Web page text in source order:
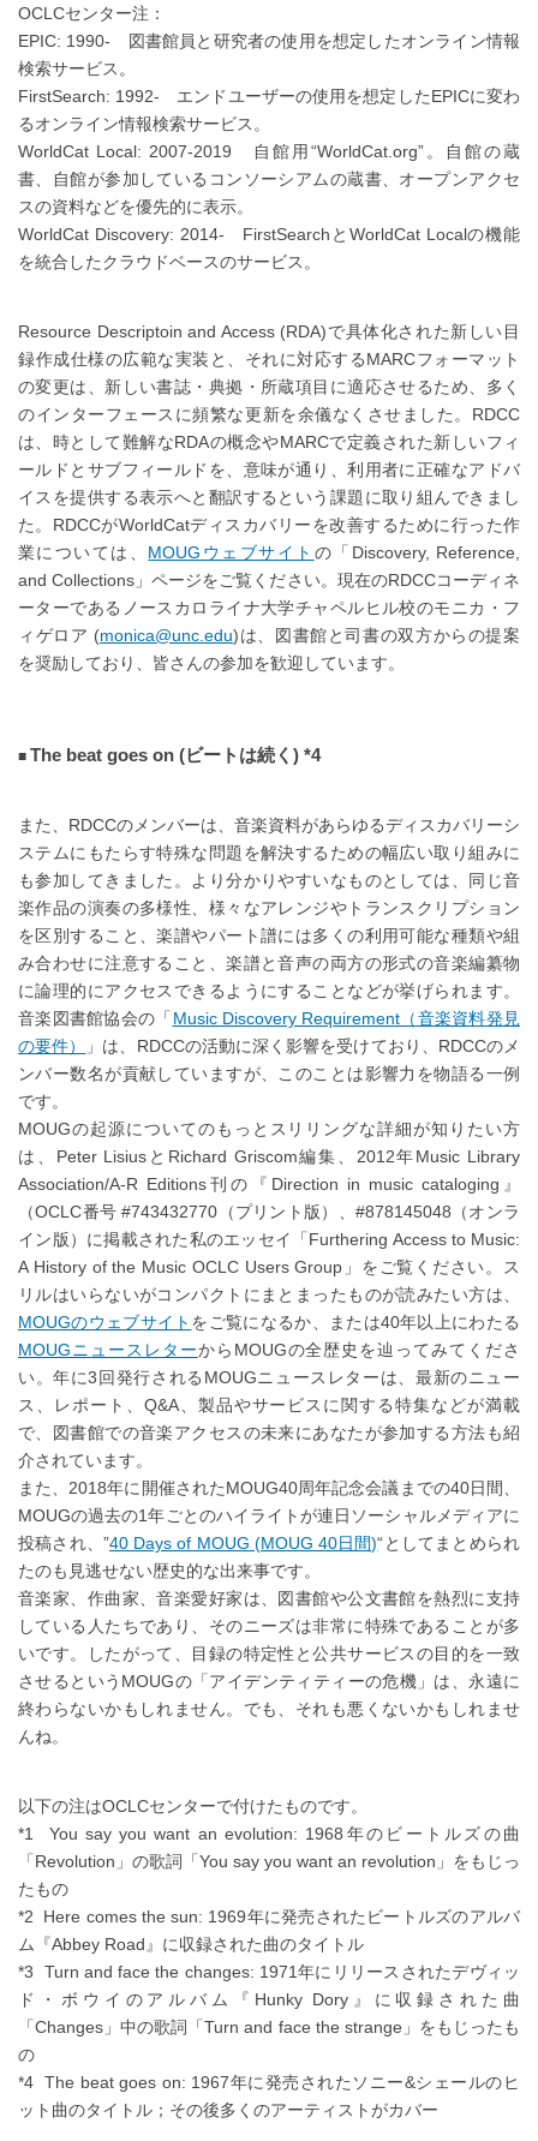
OCLCセンター注：
EPIC: 1990- 図書館員と研究者の使用を想定したオンライン情報
検索サービス。
FirstSearch: 1992- エンドユーザーの使用を想定したEPICに変わ
るオンライン情報検索サービス。
WorldCat Local: 2007-2019 自館用“WorldCat.org”。自館の蔵
書、自館が参加しているコンソーシアムの蔵書、オープンアクセ
スの資料などを優先的に表示。
WorldCat Discovery: 2014- FirstSearchとWorldCat Localの機能
を統合したクラウドベースのサービス。
Resource Descriptoin and Access (RDA)で具体化された新しい目
録作成仕様の広範な実装と、それに対応するMARCフォーマット
の変更は、新しい書誌・典拠・所蔵項目に適応させるため、多く
のインターフェースに頻繁な更新を余儀なくさせました。RDCC
は、時として難解なRDAの概念やMARCで定義された新しいフィ
ールドとサブフィールドを、意味が通り、利用者に正確なアドバ
イスを提供する表示へと翻訳するという課題に取り組んできまし
た。RDCCがWorldCatディスカバリーを改善するために行った作
業については、 MOUGウェブサイト の「Discovery, Reference,
and Collections」ページをご覧ください。現在のRDCCコーディネ
ーターであるノースカロライナ大学チャペルヒル校のモニカ・フ
ィゲロア (monica@unc.edu)は、図書館と司書の双方からの提案
を奨励しており、皆さんの参加を歓迎しています。
The beat goes on (ビートは続く) *4
また、RDCCのメンバーは、音楽資料があらゆるディスカバリーシ
ステムにもたらす特殊な問題を解決するための幅広い取り組みに
も参加してきました。より分かりやすいなものとしては、同じ音
楽作品の演奏の多様性、様々なアレンジやトランスクリプション
を区別すること、楽譜やパート譜には多くの利用可能な種類や組
み合わせに注意すること、楽譜と音声の両方の形式の音楽編纂物
に論理的にアクセスできるようにすることなどが挙げられます。
音楽図書館協会の「 Music Discovery Requirement（音楽資料発見
の要件）
」は、RDCCの活動に深く影響を受けており、RDCCのメ
ンバー数名が貢献していますが、このことは影響力を物語る一例
です。
MOUGの起源についてのもっとスリリングな詳細が知りたい方
は、Peter LisiusとRichard Griscom編集、2012年Music Library
Association/A-R Editions刊の『Direction in music cataloging』
（OCLC番号 #743432770（プリント版）、#878145048（オンラ
イン版）に掲載された私のエッセイ「Furthering Access to Music:
A History of the Music OCLC Users Group」をご覧ください。ス
リルはいらないがコンパクトにまとまったものが読みたい方は、
MOUGのウェブサイト をご覧になるか、または40年以上にわたる
MOUGニュースレターからMOUGの全歴史を辿ってみてくださ
い。年に3回発行されるMOUGニュースレターは、最新のニュー
ス、レポート、Q&A、製品やサービスに関する特集などが満載
で、図書館での音楽アクセスの未来にあなたが参加する方法も紹
介されています。
また、2018年に開催されたMOUG40周年記念会議までの40日間、
MOUGの過去の1年ごとのハイライトが連日ソーシャルメディアに
投稿され、”40 Days of MOUG (MOUG 40日間)“としてまとめられ
たのも見逃せない歴史的な出来事です。
音楽家、作曲家、音楽愛好家は、図書館や公文書館を熱烈に支持
している人たちであり、そのニーズは非常に特殊であることが多
いです。したがって、目録の特定性と公共サービスの目的を一致
させるというMOUGの「アイデンティティーの危機」は、永遠に
終わらないかもしれません。でも、それも悪くないかもしれませ
んね。
以下の注はOCLCセンターで付けたものです。
*1 You say you want an evolution: 1968年のビートルズの曲
「Revolution」の歌詞「You say you want an revolution」をもじっ
たもの
*2 Here comes the sun: 1969年に発売されたビートルズのアルバ
ム『Abbey Road』に収録された曲のタイトル
*3 Turn and face the changes: 1971年にリリースされたデヴィッ
ド・ボウイのアルバム『Hunky Dory』に収録された曲
「Changes」中の歌詞「Turn and face the strange」をもじったも
の
*4 The beat goes on: 1967年に発売されたソニー&シェールのヒ
ット曲のタイトル；その後多くのアーティストがカバー